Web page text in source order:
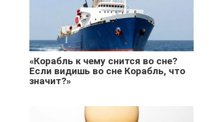
«Корабль к чему снится во сне?
Если видишь во сне Корабль, что
значит?»